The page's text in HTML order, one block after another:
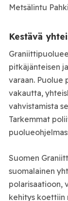
Metsälintu
Kestävä
pitkäjänteisen
varaan. Puolue
vakautta,
vahvistamista
Tarkemmat
Suomen
suomalainen
polarisaatioon,
kehitys koettiin